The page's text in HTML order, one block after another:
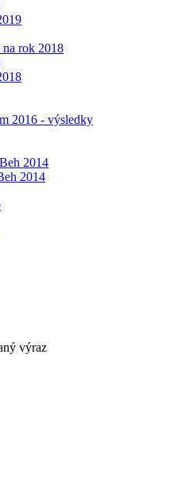
rok 2018
2016 - výsledky
2014
2014
výraz